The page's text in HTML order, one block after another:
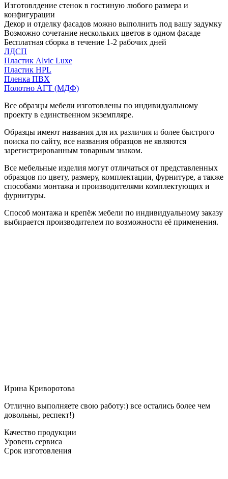
Изготовлдение стенок в гостиную любого размера и
конфигурации
Декор и отделку фасадов можно выполнить под вашу задумку
Возможно сочетание нескольких цветов в одном фасаде
Бесплатная сборка в течение 1-2 рабочих дней
ЛДСП
Пластик Alvic Luxe
Пластик HPL
Пленка ПВХ
Полотно АГТ (МДФ)
Все образцы мебели изготовлены по индивидуальному
проекту в единственном экземпляре.
Образцы имеют названия для их различия и более быстрого
поиска по сайту, все названия образцов не являются
зарегистрированным товарным знаком.
Все мебельные изделия могут отличаться от представленных
образцов по цвету, размеру, комплектации, фурнитуре, а также
способами монтажа и производителями комплектующих и
фурнитуры.
Способ монтажа и крепёж мебели по индивидуальному заказу
выбирается производителем по возможности её применения.
Ирина Криворотова
Отлично выполняете свою работу:) все остались более чем
довольны, респект!)
Качество продукции
Уровень сервиса
Срок изготовления